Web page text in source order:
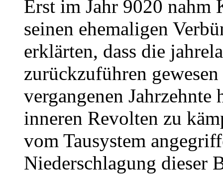
Erst im Jahr 9020
seinen ehemaligen
erklärten, dass die
zurückzuführen
vergangenen Jahrzehnte
inneren Revolten zu
vom Tausystem
Niederschlagung dieser